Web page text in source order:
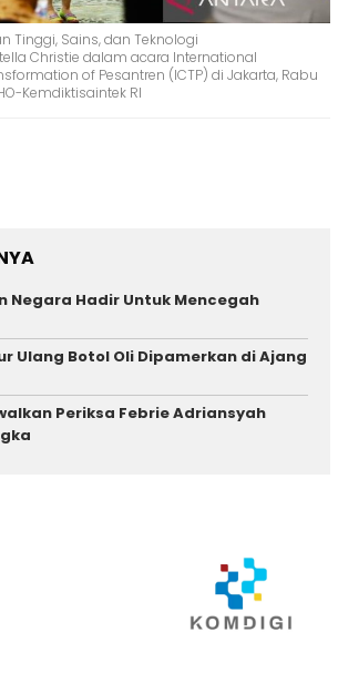
Tinggi, Sains, dan Teknologi
Christie dalam acara International
of Pesantren (ICTP) di Jakarta, Rabu
Kemdiktisaintek RI
Negara Hadir Untuk Mencegah
Ulang Botol Oli Dipamerkan di Ajang
Periksa Febrie Adriansyah